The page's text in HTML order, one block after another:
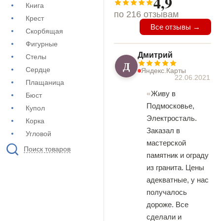
Книга
Крест
Скорбящая
Фигурные
Стелы
Сердце
Плащаница
Бюст
Купол
Корка
Угловой
Поиск товаров
по 216 отзывам
Все отзывы →
Д
Дмитрий
Яндекс.Карты
22.06.2021
Живу в
Подмосковье,
Электросталь.
Заказал в
мастерской
памятник и ограду
из гранита. Цены
адекватные, у нас
получалось
дороже. Все
сделали и